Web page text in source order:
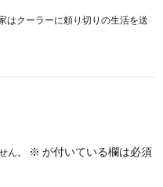
はクーラーに頼り切りの生活を送
ん。 ※ が付いている欄は必須